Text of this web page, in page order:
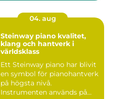
04. aug
Steinway piano kvalitet,
klang och hantverk i
världsklass
Ett Steinway piano har blivit
en symbol för pianohantverk
på högsta nivå.
Instrumenten används på